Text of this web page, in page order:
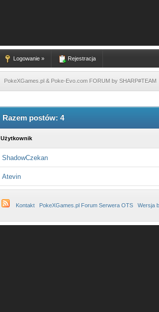
Logowanie » Rejestracja
PokeXGames.pl & Poke-Evo.com FORUM by SHARP#TEAM
Razem postów: 4
Użytkownik
ShadowCzekan
Atevin
Kontakt PokeXGames.pl Forum Serwera OTS Wersja